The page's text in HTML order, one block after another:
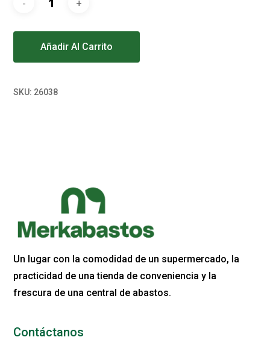
Añadir Al Carrito
SKU: 26038
Un lugar con la comodidad de un supermercado, la
practicidad de una tienda de conveniencia y la
frescura de una central de abastos.
Contáctanos